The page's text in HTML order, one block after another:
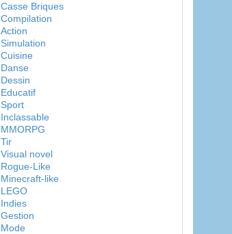
Casse Briques
Compilation
Action
Simulation
Cuisine
Danse
Dessin
Educatif
Sport
Inclassable
MMORPG
Tir
Visual novel
Rogue-Like
Minecraft-like
LEGO
Indies
Gestion
Mode